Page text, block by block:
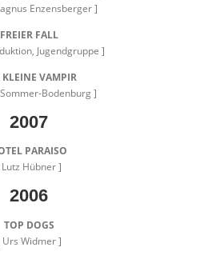
Enzensberger ]
FREIER FALL
Jugendgruppe ]
KLEINE VAMPIR
Bodenburg ]
2007
PARAISO
Lutz Hübner ]
2006
TOP DOGS
Urs Widmer ]